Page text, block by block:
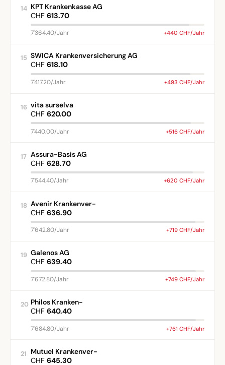
14 KPT Krankenkasse AG
CHF 613.70
7'364.40/Jahr +440 CHF/Jahr
15 SWICA Krankenversicherung AG
CHF 618.10
7'417.20/Jahr +493 CHF/Jahr
16 vita surselva
CHF 620.00
7'440.00/Jahr +516 CHF/Jahr
17 Assura-Basis AG
CHF 628.70
7'544.40/Jahr +620 CHF/Jahr
18 Avenir Krankenver-
CHF 636.90
7'642.80/Jahr +719 CHF/Jahr
19 Galenos AG
CHF 639.40
7'672.80/Jahr +749 CHF/Jahr
20 Philos Kranken-
CHF 640.40
7'684.80/Jahr +761 CHF/Jahr
21 Mutuel Krankenver-
CHF 645.30